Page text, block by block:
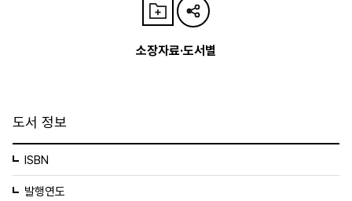
소장자료·도서별
도서 정보
ISBN
발행연도